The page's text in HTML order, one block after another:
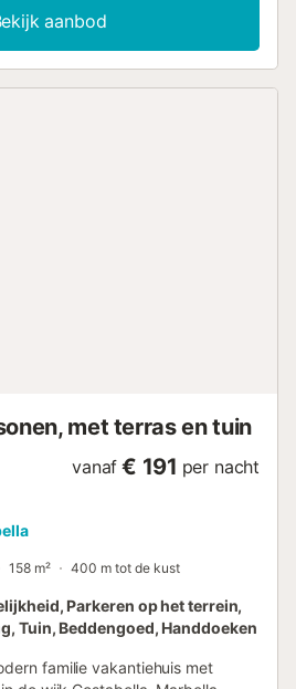
die een badkamer delen; apart
met directe toegang tot het
door een zeer zonnige en
aanbod
met terras en tuin
vanaf € 191 per nacht
158 m² 400 m tot de kust
Parkeren op het terrein,
Tuin, Beddengoed, Handdoeken
familie vakantiehuis met